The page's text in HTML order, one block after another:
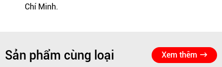
Chí Minh.
Sản phẩm cùng loại Xem thêm